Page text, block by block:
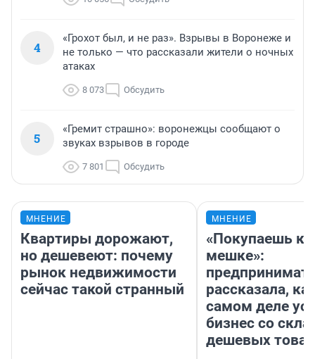
4
«Грохот был, и не раз». Взрывы в Воронеже и
не только — что рассказали жители о ночных
атаках
8 073 Обсудить
5
«Гремит страшно»: воронежцы сообщают о
звуках взрывов в городе
7 801 Обсудить
МНЕНИЕ
Квартиры дорожают,
но дешевеют: почему
рынок недвижимости
сейчас такой странный
МНЕНИЕ
«Покупаешь
мешке»:
рассказала,
самом деле
бизнес со
дешевых